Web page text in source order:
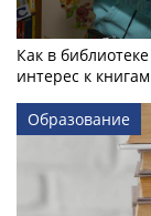
Как в
интерес к книгам
Образование